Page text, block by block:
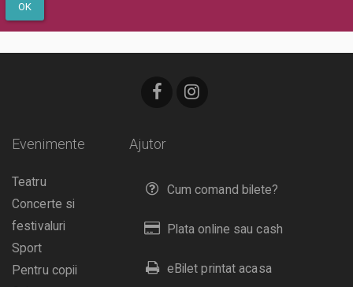
OK
Ajutor
Cum comand bilete?
Plata online sau cash
eBilet printat acasa
Evenimente
Teatru
Concerte si
festivaluri
Sport
Pentru copii